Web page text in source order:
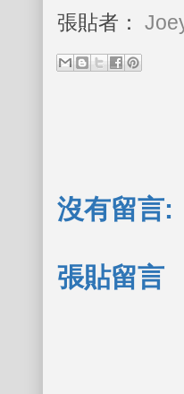
張貼者：
沒有留言:
張貼留言